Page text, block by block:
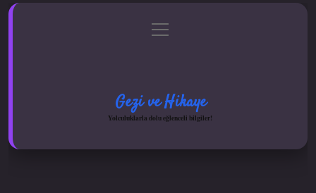
Gizlilik Politikası
menüyü
aç
Gezi ve Hikaye
Yolculuklarla dolu eğlenceli bilgiler!